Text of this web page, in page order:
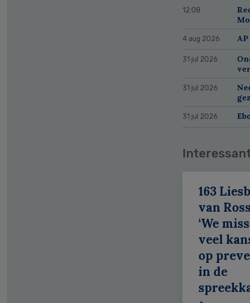
12:08
4 aug 2026
31 jul 2026
31 jul 2026
31 jul 2026
163
van
‘We
veel
op
in de